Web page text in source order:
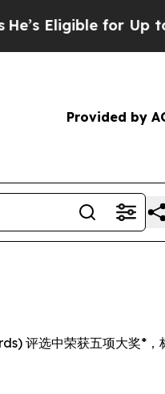
Eligible for Up to
Provided by
评选中荣获五项大奖*，